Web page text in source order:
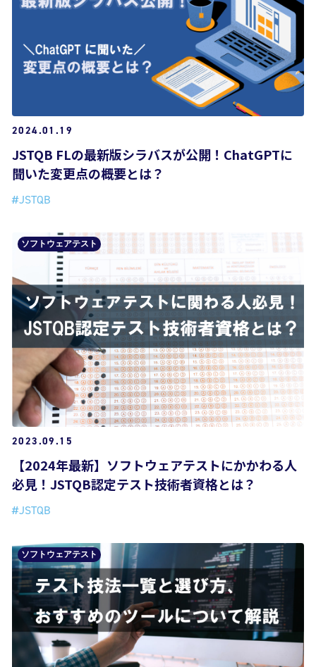
2024.01.19
JSTQB FLの最新版シラバスが公開！ChatGPTに
聞いた変更点の概要とは？
#JSTQB
ソフトウェアテスト
2023.09.15
【2024年最新】ソフトウェアテストにかかわる人
必見！JSTQB認定テスト技術者資格とは？
#JSTQB
ソフトウェアテスト